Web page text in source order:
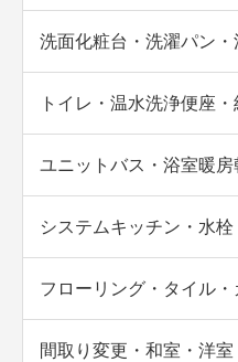
洗面化粧台・洗濯パン・
トイレ・温水洗浄便座・
ユニットバス・浴室暖房
システムキッチン・水栓
フローリング・タイル・
間取り変更・和室・洋室